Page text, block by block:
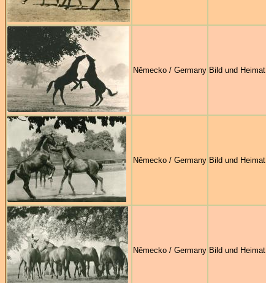
Německo / Germany Bild und Heimat
Německo / Germany Bild und Heimat
Německo / Germany Bild und Heimat